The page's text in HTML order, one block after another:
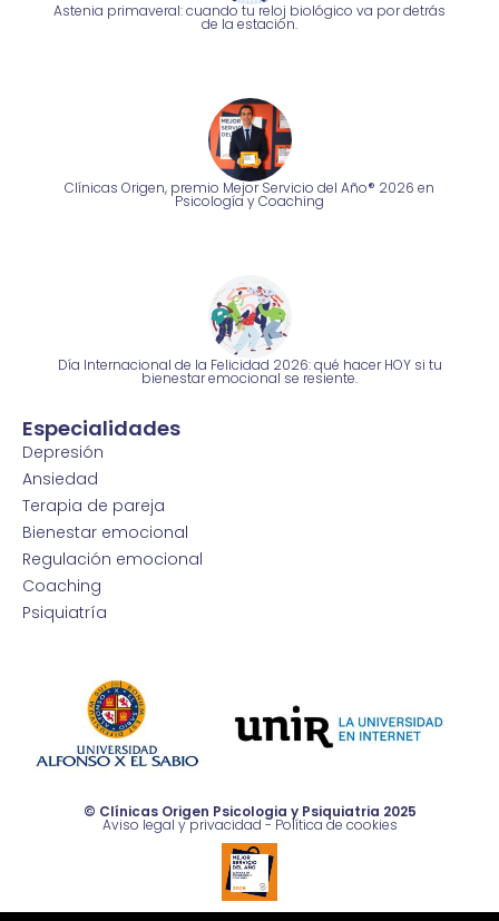
Astenia primaveral: cuando tu reloj biológico va por detrás
de la estación.
Clínicas Origen, premio Mejor Servicio del Año® 2026 en
Psicología y Coaching
Día Internacional de la Felicidad 2026: qué hacer HOY si tu
bienestar emocional se resiente.
Especialidades
Depresión
Ansiedad
Terapia de pareja
Bienestar emocional
Regulación emocional
Coaching
Psiquiatría
© Clínicas Origen Psicologia y Psiquiatria 2025
Aviso legal y privacidad -Política de cookies